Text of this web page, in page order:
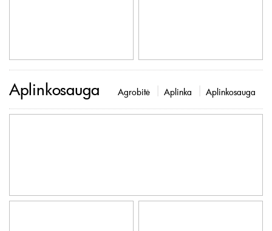
Aplinkosauga Agrobitė Aplinka Aplinkosauga